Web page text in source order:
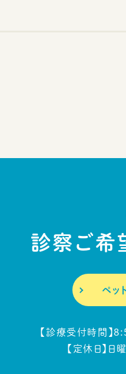
診察ご希
ペッ
【診療受付時間】
【定休日】日